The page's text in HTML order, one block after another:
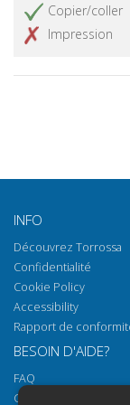
Copier/coller
Impression
INFO
Découvrez Torrossa
Confidentialité
Cookie Policy
Accessibility
Rapport de
BESOIN D'AIDE?
FAQ
Comment ouvrir nos